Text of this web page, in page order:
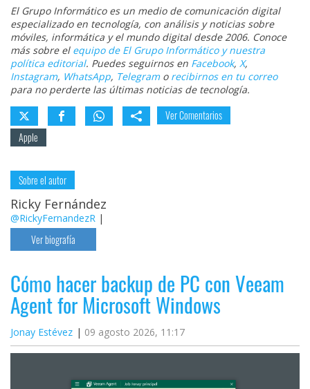
El Grupo Informático es un medio de comunicación digital
especializado en tecnología, con análisis y noticias sobre
móviles, informática y el mundo digital desde 2006. Conoce
más sobre el equipo de El Grupo Informático y nuestra
política editorial. Puedes seguirnos en Facebook, X,
Instagram, WhatsApp, Telegramo recibirnos en tu correo
para no perderte las últimas noticias de tecnología.
Ver Comentarios
Apple
Sobre el autor
Ricky Fernández
@RickyFernandezR |
Ver biografía
Cómo hacer backup de PC con Veeam
Agent for Microsoft Windows
Jonay Estévez 09 agosto 2026, 11:17